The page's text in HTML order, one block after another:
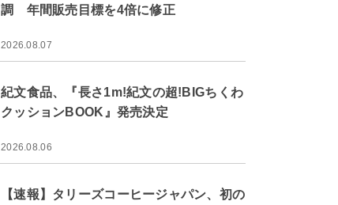
調 年間販売目標を4倍に修正
2026.08.07
紀文食品、『長さ1m!紀文の超!BIGちくわ
クッションBOOK』発売決定
2026.08.06
【速報】タリーズコーヒージャパン、初の